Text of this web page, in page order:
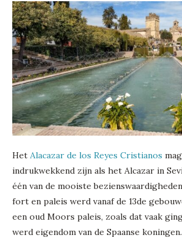
Het Alacazar de los Reyes Cristianos
indrukwekkend zijn als het Alcazar in
één van de mooiste
fort en paleis werd vanaf de 13de
een oud Moors paleis, zoals dat vaak
werd eigendom van de Spaanse